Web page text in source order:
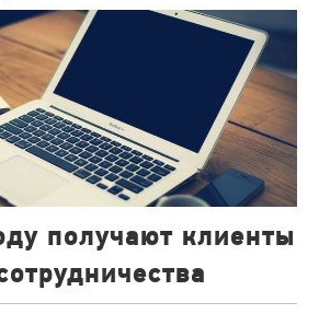
получают клиенты